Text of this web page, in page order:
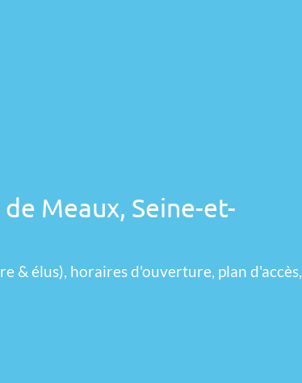
Meaux, Seine-et-
& élus), horaires d'ouverture, plan d'accès,